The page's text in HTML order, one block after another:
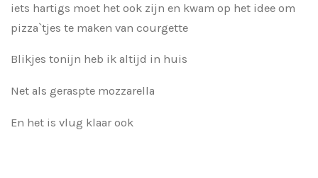
iets hartigs moet het ook zijn en kwam op het idee om
pizza`tjes te maken van courgette
Blikjes tonijn heb ik altijd in huis
Net als geraspte mozzarella
En het is vlug klaar ook